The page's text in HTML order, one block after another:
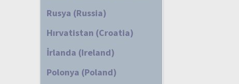
Rusya (Russia)
Hırvatistan (Croatia)
İrlanda (Ireland)
Polonya (Poland)